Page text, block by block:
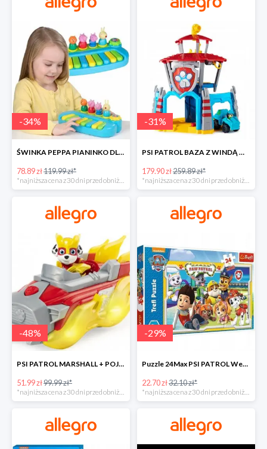
-34%
ŚWINKA PEPPA PIANINKO DLA DZIECI -34%
78.89 zł119.99 zł*
-31%
PSI PATROL BAZA Z WINDĄ WIEŻA + POJAZD AUTO REX -30%
179.90 zł259.89 zł*
-48%
PSI PATROL MARSHALL + POJAZD WÓZ STRAŻACKI DŹWIĘK -48%
51.99 zł99.99 zł*
*najniższa cena z 30 dni przed obniżką
-29%
Puzzle 24Max PSI PATROL Wesoła drużyna TREFL -29%
22.70 zł32.10 zł*
*najniższa cena z 30 dni przed obniżką